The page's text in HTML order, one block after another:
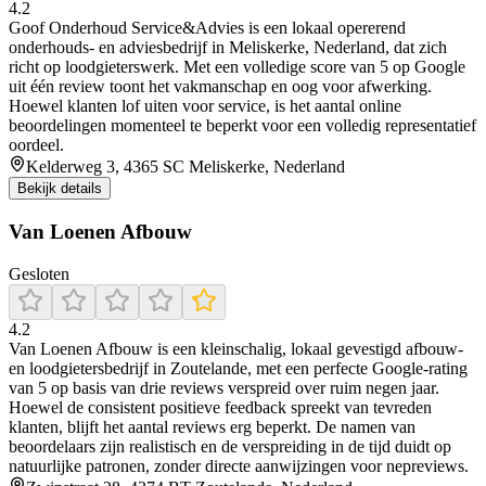
4.2
Goof Onderhoud Service&Advies is een lokaal opererend
onderhouds- en adviesbedrijf in Meliskerke, Nederland, dat zich
richt op loodgieterswerk. Met een volledige score van 5 op Google
uit één review toont het vakmanschap en oog voor afwerking.
Hoewel klanten lof uiten voor service, is het aantal online
beoordelingen momenteel te beperkt voor een volledig representatief
oordeel.
Kelderweg 3, 4365 SC Meliskerke, Nederland
Bekijk details
Van Loenen Afbouw
Gesloten
4.2
Van Loenen Afbouw is een kleinschalig, lokaal gevestigd afbouw-
en loodgietersbedrijf in Zoutelande, met een perfecte Google-rating
van 5 op basis van drie reviews verspreid over ruim negen jaar.
Hoewel de consistent positieve feedback spreekt van tevreden
klanten, blijft het aantal reviews erg beperkt. De namen van
beoordelaars zijn realistisch en de verspreiding in de tijd duidt op
natuurlijke patronen, zonder directe aanwijzingen voor nepreviews.